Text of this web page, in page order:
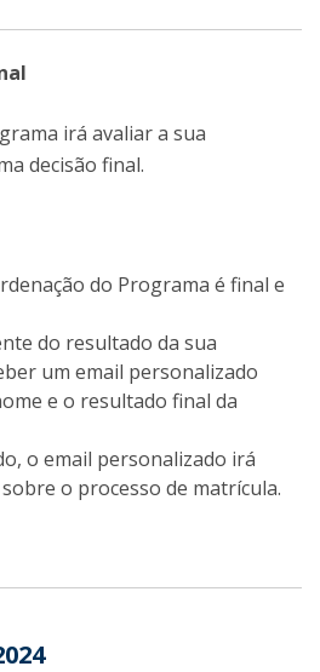
irá avaliar a sua
decisão final.
do Programa é final e
do resultado da sua
um email personalizado
e o resultado final da
o email personalizado irá
o processo de matrícula.